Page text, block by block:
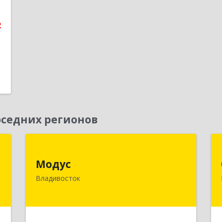
регионов
Модус
Владивосток
Владивосток г, ул. Фадеева, д. 10
Подробнее